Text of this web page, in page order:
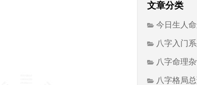
文章分类
今日生人
八字入门
八字命理
八字格局